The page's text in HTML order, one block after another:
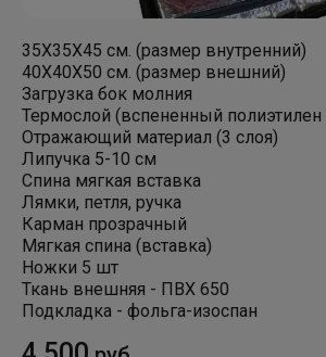
35Х35Х45 см. (размер внутренний)
40Х40Х50 см. (размер внешний)
Загрузка бок молния
Термослой (вспененный
Отражающий материал (3 слоя)
Липучка 5-10 см
Спина мягкая вставка
Лямки, петля, ручка
Карман прозрачный
Мягкая спина (вставка)
Ножки 5 шт
Ткань внешняя - ПВХ 650
Подкладка - фольга-изоспан